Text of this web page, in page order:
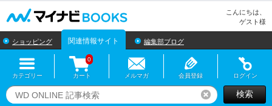
こんにちは、
ゲスト様
ショッピング 関連情報サイト 編集部ブログ
カテゴリー カート
0
メルマガ 会員登録 ログイン
リセット検索